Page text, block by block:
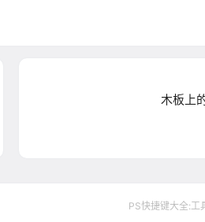
木板上
PS快捷键大全:工